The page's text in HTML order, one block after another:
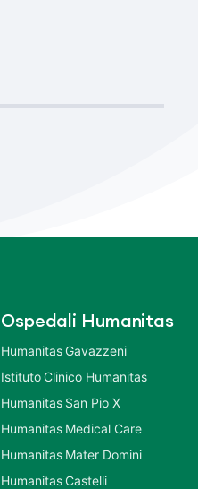
Ospedali Humanitas
Humanitas Gavazzeni
Istituto Clinico Humanitas
Humanitas San Pio X
Humanitas Medical Care
Humanitas Mater Domini
Humanitas Castelli